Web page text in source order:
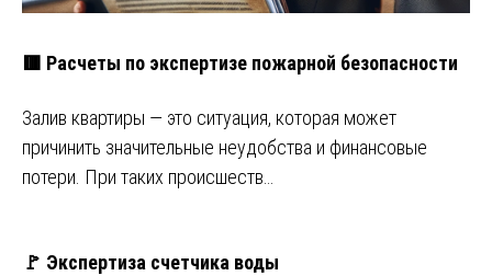
🟥 Расчеты по экспертизе пожарной безопасности
Залив квартиры — это ситуация, которая может
причинить значительные неудобства и финансовые
потери. При таких происшеств…
🚩 Экспертиза счетчика воды